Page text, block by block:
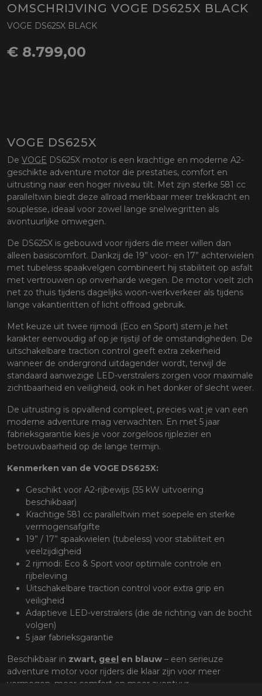
OMSCHRIJVING VOGE DS625X BLACK
VOGE DS625X BLACK
€ 8.799,00
VOGE DS625X
De VOGE DS625X motor is een krachtige en moderne A2-
geschikte adventure motor die prestaties, comfort en
uitrusting naar een hoger niveau tilt. Met zijn sterke 581 cc
paralleltwin biedt deze allroad merkbaar meer trekkracht en
souplesse, ideaal voor zowel lange snelwegritten als
avontuurlijke omwegen.
De DS625X is gebouwd voor rijders die meer willen dan
alleen basiscomfort. Dankzij de 19” voor- en 17” achterwielen
met tubeless spaakvelgen combineert hij stabiliteit op asfalt
met vertrouwen op onverharde wegen. De motor voelt zich
net zo thuis tijdens dagelijks woon-werkverkeer als tijdens
lange vakantieritten of licht offroad gebruik.
Met keuze uit twee rijmodi (Eco en Sport) stem je het
karakter eenvoudig af op je rijstijl of de omstandigheden. De
uitschakelbare traction control geeft extra zekerheid
wanneer de ondergrond uitdagender wordt, terwijl de
standaard aanwezige LED-verstralers zorgen voor maximale
zichtbaarheid en veiligheid, ook in het donker of slecht weer.
De uitrusting is opvallend compleet, precies wat je van een
moderne adventure mag verwachten. En met 5 jaar
fabrieksgarantie kies je voor zorgeloos rijplezier en
betrouwbaarheid op de lange termijn.
Kenmerken van de VOGE DS625X:
Geschikt voor A2-rijbewijs (35 kW uitvoering
beschikbaar)
Krachtige 581 cc paralleltwin met soepele en sterke
vermogensafgifte
19” / 17” spaakwielen (tubeless) voor stabiliteit en
veelzijdigheid
2 rijmodi: Eco & Sport voor optimale controle en
rijbeleving
Uitschakelbare traction control voor extra grip en
veiligheid
Adaptieve LED-verstralers (die de richting van de bocht
volgen)
5 jaar fabrieksgarantie
Beschikbaar in zwart, geel en blauw – een serieuze
adventure motor voor rijders die klaar zijn voor meer
vermogen, meer comfort en meer avontuur.